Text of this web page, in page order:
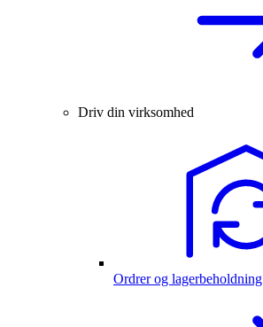
Driv din virksomhed
Ordrer og lagerbeholdning